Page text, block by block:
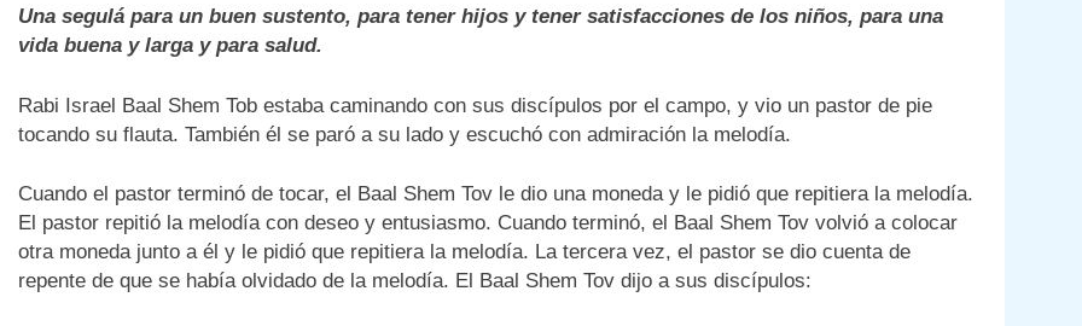
Una segulá para un buen sustento, para tener hijos y tener satisfacciones de los niños, para una
vida buena y larga y para salud.
Rabi Israel Baal Shem Tob estaba caminando con sus discípulos por el campo, y vio un pastor de pie
tocando su flauta. También él se paró a su lado y escuchó con admiración la melodía.
Cuando el pastor terminó de tocar, el Baal Shem Tov le dio una moneda y le pidió que repitiera la melodía.
El pastor repitió la melodía con deseo y entusiasmo. Cuando terminó, el Baal Shem Tov volvió a colocar
otra moneda junto a él y le pidió que repitiera la melodía. La tercera vez, el pastor se dio cuenta de
repente de que se había olvidado de la melodía. El Baal Shem Tov dijo a sus discípulos: